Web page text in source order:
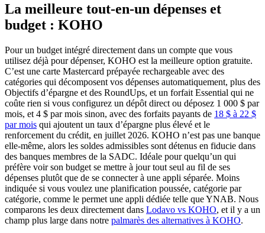
La meilleure tout-en-un dépenses et
budget : KOHO
Pour un budget intégré directement dans un compte que vous
utilisez déjà pour dépenser, KOHO est la meilleure option gratuite.
C’est une carte Mastercard prépayée rechargeable avec des
catégories qui décomposent vos dépenses automatiquement, plus des
Objectifs d’épargne et des RoundUps, et un forfait Essential qui ne
coûte rien si vous configurez un dépôt direct ou déposez 1 000 $ par
mois, et 4 $ par mois sinon, avec des forfaits payants de 18 $ à 22 $
par mois(s'ouvre dans un nouvel onglet)
qui ajoutent un taux d’épargne plus élevé et le
renforcement du crédit, en juillet 2026. KOHO n’est pas une banque
elle-même, alors les soldes admissibles sont détenus en fiducie dans
des banques membres de la SADC. Idéale pour quelqu’un qui
préfère voir son budget se mettre à jour tout seul au fil de ses
dépenses plutôt que de se connecter à une appli séparée. Moins
indiquée si vous voulez une planification poussée, catégorie par
catégorie, comme le permet une appli dédiée telle que YNAB. Nous
comparons les deux directement dans Lodavo vs KOHO, et il y a un
champ plus large dans notre palmarès des alternatives à KOHO.